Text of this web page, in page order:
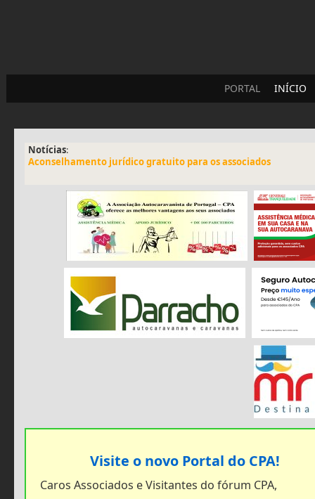
PORTAL INÍCIO
Notícias:
Aconselhamento jurídico gratuito para os associados
Visite o novo Portal do CPA!
Caros Associados e Visitantes do fórum CPA,